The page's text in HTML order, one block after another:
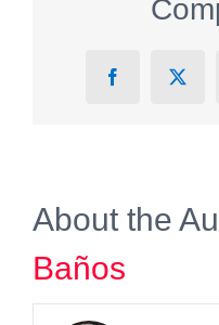
FacebookX
About the
Baños